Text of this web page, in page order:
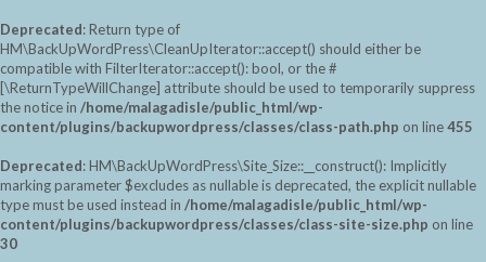
Deprecated: Return type of
HM\BackUpWordPress\CleanUpIterator::accept() should either be
compatible with FilterIterator::accept(): bool, or the #
[\ReturnTypeWillChange] attribute should be used to temporarily suppress
the notice in /home/malagadisle/public_html/wp-
content/plugins/backupwordpress/classes/class-path.php on line455
Deprecated: HM\BackUpWordPress\Site_Size::__construct(): Implicitly
marking parameter $excludes as nullable is deprecated, the explicit nullable
type must be used instead in /home/malagadisle/public_html/wp-
content/plugins/backupwordpress/classes/class-site-size.php on line
30